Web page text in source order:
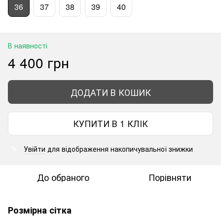
36 37 38 39 40
В наявності
4 400 грн
ДОДАТИ В КОШИК
КУПИТИ В 1 КЛІК
Увійти для відображення накопичувальної знижки
До обраного Порівняти
Розмірна сітка